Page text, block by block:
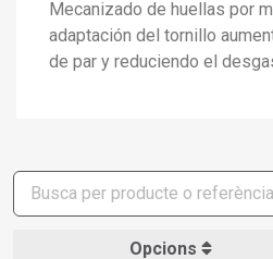
Mecanizado de huellas por
adaptación del tornillo
de par y reduciendo el
Opcions